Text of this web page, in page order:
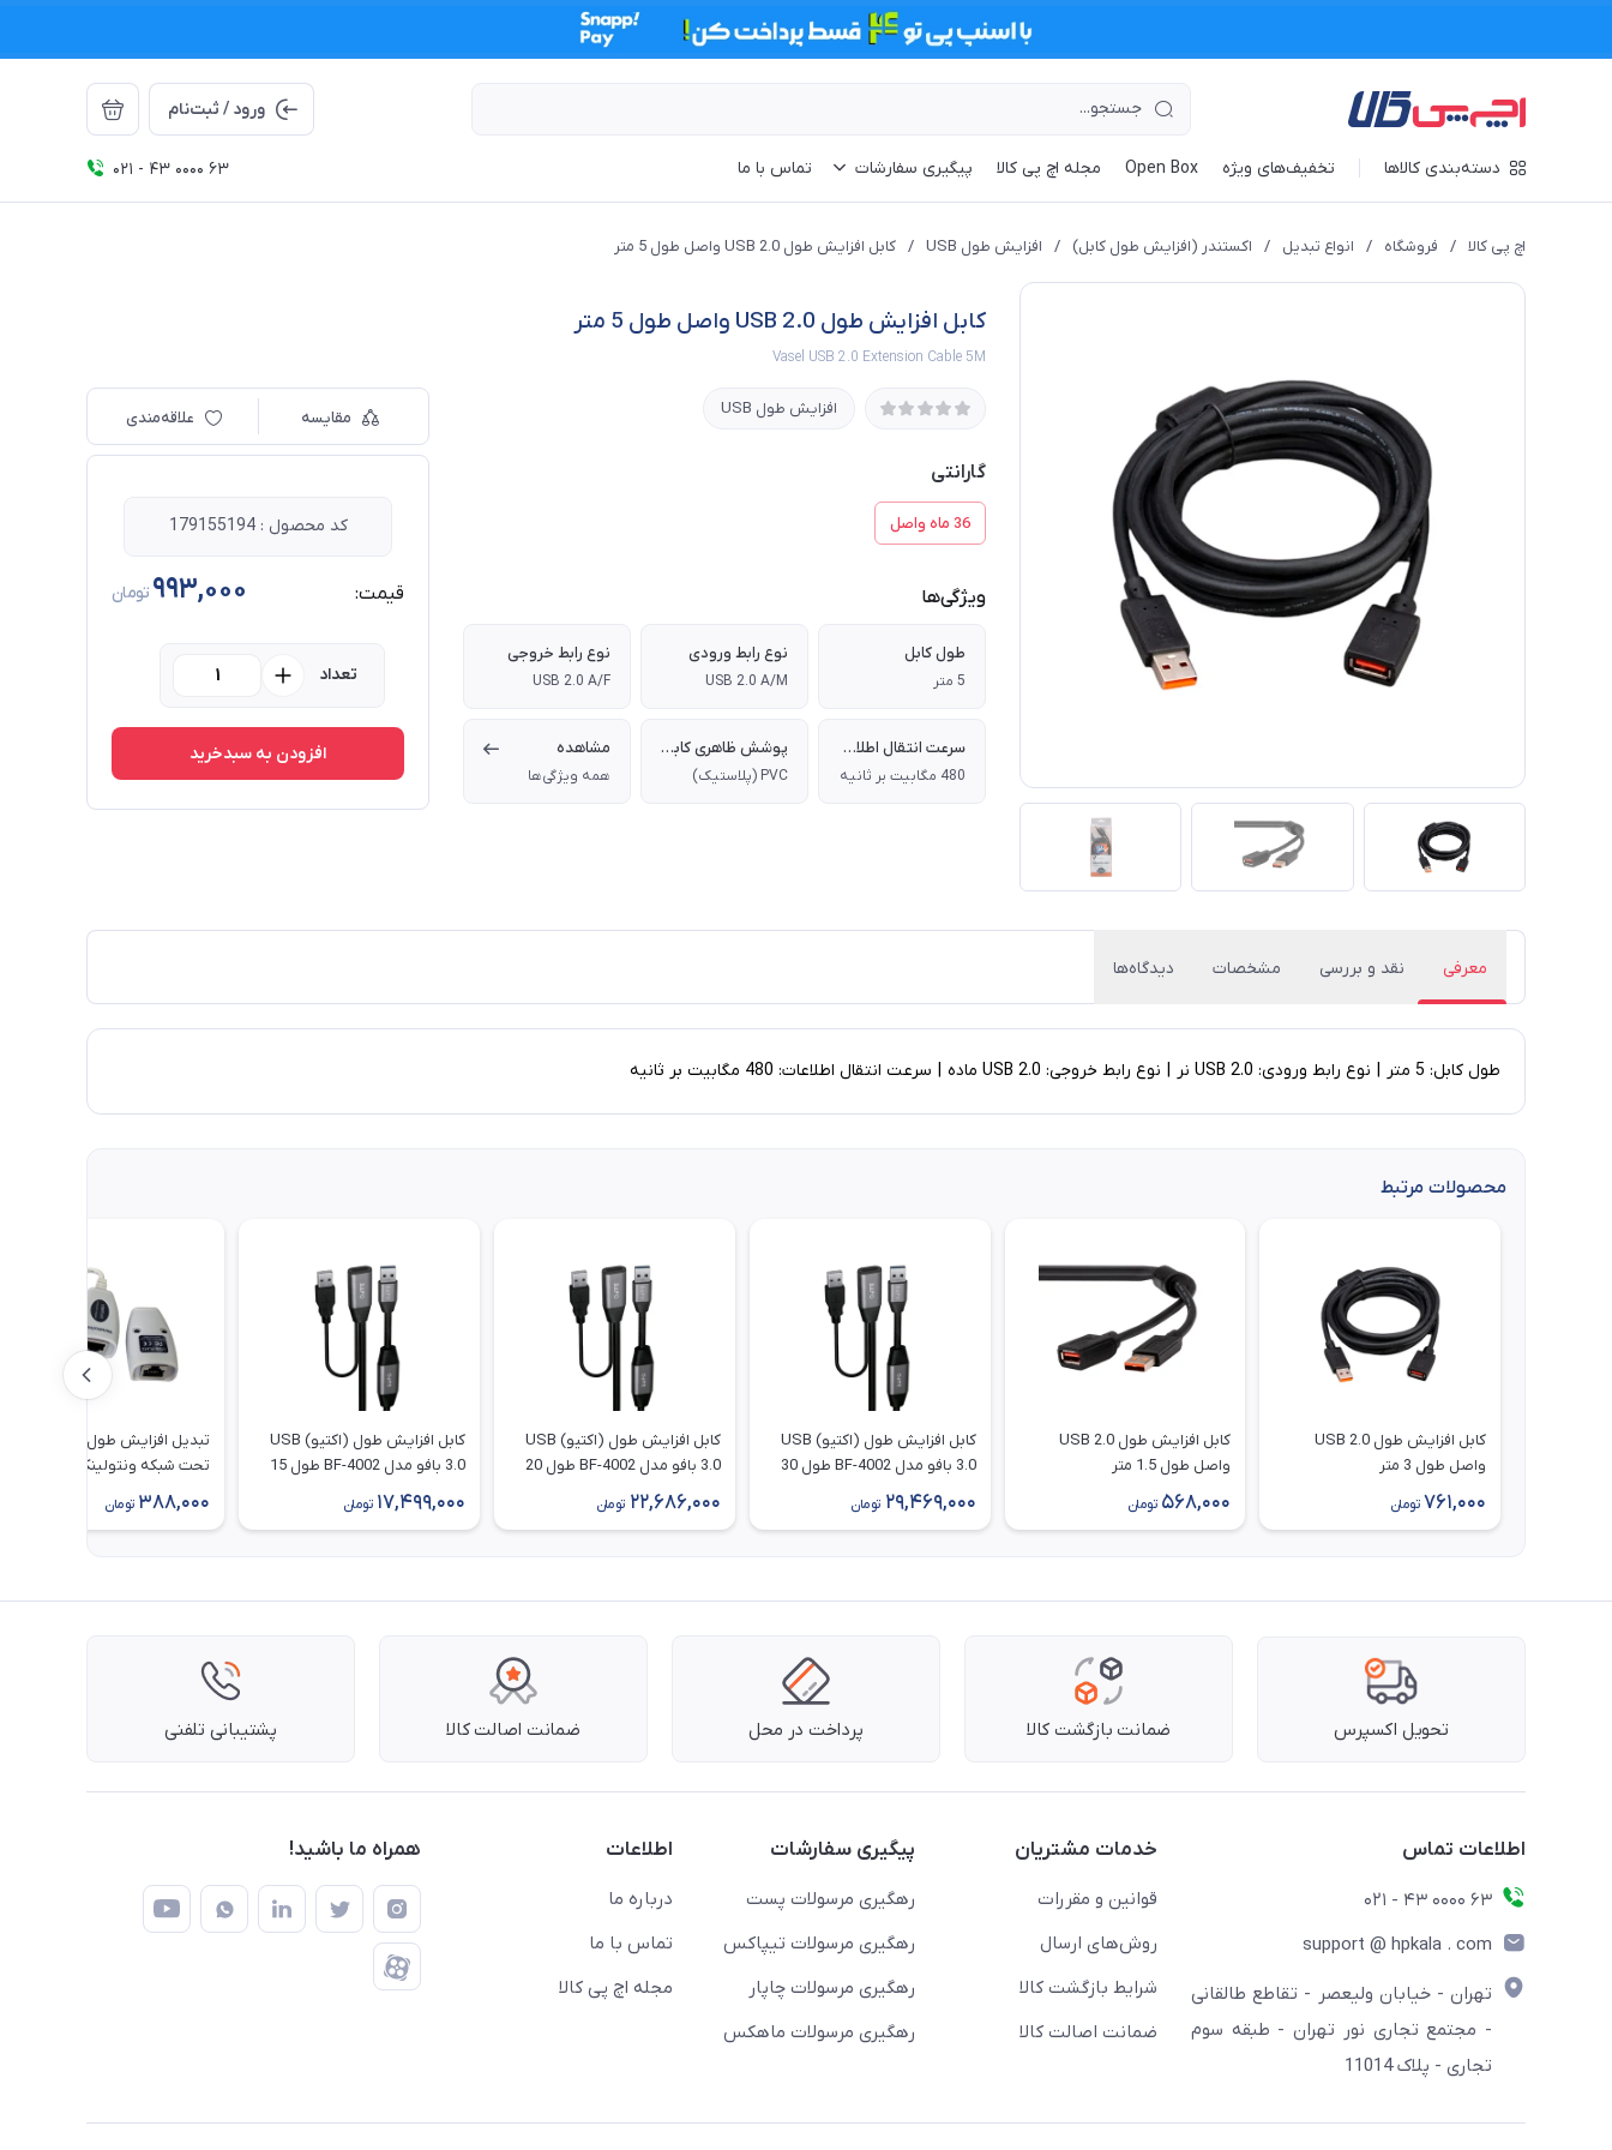
ورود / ثبت‌نام
دسته‌بندی کالاها تخفیف‌های ویژه Open Box مجله اچ پی کالا پیگیری سفارشات تماس با ما 021 - 43 0000 63
اچ پی کالا / فروشگاه / انواع تبدیل / اکستندر (افزایش طول کابل) / افزایش طول USB / کابل افزایش طول 2.0 USB واصل طول 5 متر
کابل افزایش طول 2.0 USB واصل طول 5 متر
Vasel USB 2.0 Extension Cable 5M
افزایش طول USB
گارانتی
36 ماه واصل
ویژگی‌ها
طول کابل
5 متر
نوع رابط ورودی
USB 2.0 A/M
نوع رابط خروجی
USB 2.0 A/F
سرعت انتقال اطلاعات
480 مگابیت بر ثانیه
پوشش ظاهری کابل (روکش)
PVC (پلاستیک)
مشاهده
همه ویژگی‌ها
مقایسه علاقه‌مندی
کد محصول : 179155194
قیمت: 993,000 تومان
تعداد
افزودن به سبدخرید
معرفی نقد و بررسی مشخصات دیدگاه‌ها
طول کابل: 5 متر | نوع رابط ورودی: USB 2.0 نر | نوع رابط خروجی: USB 2.0 ماده | سرعت انتقال اطلاعات: 480 مگابیت بر ثانیه
محصولات مرتبط
کابل افزایش طول 2.0 USB
واصل طول 3 متر
761,000 تومان
کابل افزایش طول 2.0 USB
واصل طول 1.5 متر
568,000 تومان
کابل افزایش طول (اکتیو) USB
3.0 بافو مدل BF-4002 طول 30
29,469,000 تومان
کابل افزایش طول (اکتیو) USB
3.0 بافو مدل BF-4002 طول 20
22,686,000 تومان
کابل افزایش طول (اکتیو) USB
3.0 بافو مدل BF-4002 طول 15
17,499,000 تومان
تحت شبکه ونتولینک طول 40 متر
388,000 تومان
تحویل اکسپرس ضمانت بازگشت کالا پرداخت در محل ضمانت اصالت کالا پشتیبانی تلفنی
اطلاعات تماس
63 0000 43 - 021
support @ hpkala . com
تهران - خیابان ولیعصر - تقاطع طالقانی
- مجتمع تجاری نور تهران - طبقه سوم
تجاری - پلاک 11014
خدمات مشتریان
قوانین و مقررات
روش‌های ارسال
شرایط بازگشت کالا
ضمانت اصالت کالا
پیگیری سفارشات
رهگیری مرسولات پست
رهگیری مرسولات تیپاکس
رهگیری مرسولات چاپار
رهگیری مرسولات ماهکس
اطلاعات
درباره ما
تماس با ما
مجله اچ پی کالا
همراه ما باشید!